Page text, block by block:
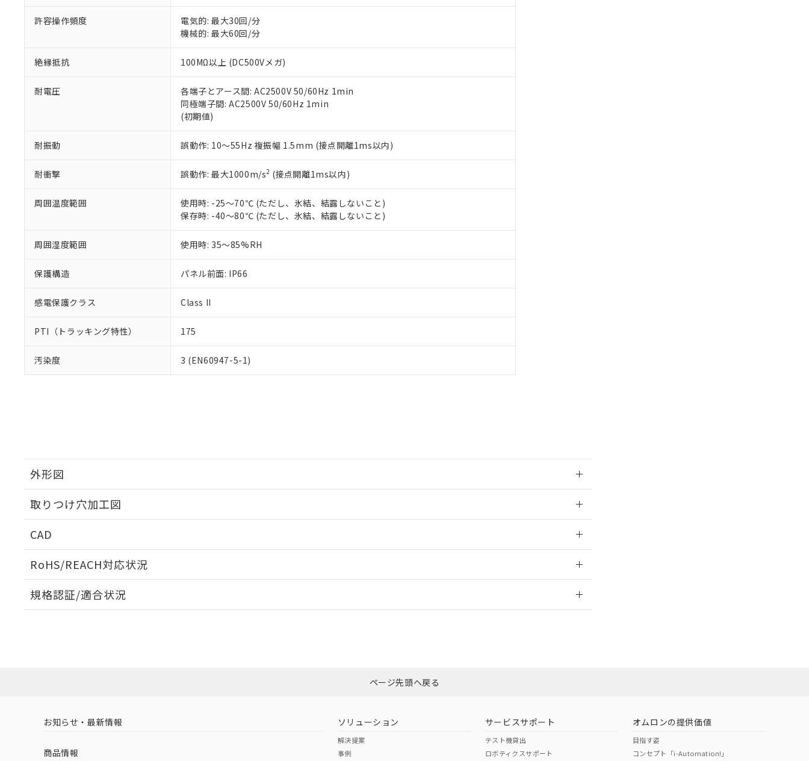
許容操作頻度
電気的: 最大30回/分
機械的: 最大60回/分
絶縁抵抗 100MΩ以上 (DC500Vメガ)
耐電圧
各端子とアース間: AC2500V 50/60Hz 1min
同極端子間: AC2500V 50/60Hz 1min
(初期値)
耐振動 誤動作: 10～55Hz 複振幅 1.5mm (接点開離1ms以内)
耐衝撃 誤動作: 最大1000m/s2 (接点開離1ms以内)
周囲温度範囲
使用時: -25～70℃ (ただし、氷結、結露しないこと)
保存時: -40～80℃ (ただし、氷結、結露しないこと)
周囲湿度範囲 使用時: 35～85%RH
保護構造 パネル前面: IP66
感電保護クラス Class II
PTI（トラッキング特性） 175
汚染度 3 (EN60947-5-1)
外形図
取りつけ穴加工図
CAD
RoHS/REACH対応状況
EU RoHS 注意事項・凡例
ダウンロードはこちら
中国 RoHS 注意事項・凡例
規格認証/適合状況
す。
マイパーツ機能（部品リスト作成サービス）をご利用いただくには、I-Webメンバーズにご登録され
ている必要があります。
が、当社の製品・サービスに関するお客様との取引・商談に必要な範囲で利用することをご了承くだ
さい。
※当社の共同利用者とは、"個人情報の共同利用に関して"
いる法人を指します。
部品在庫の切り替え状況などにより、予定月が前後することがあります。
※3 非含有証明書ダウンロード
下記の非含有証明書をダウンロードすることができます。
EU RoHS指令（10物質）の非含有証明書
51物質の非含有証明書（当社基準）
※本証明書は発行日時点で非含有を証明するもので、過去に遡って非含有を証明するものではありません。
また、RoHS指令のフタル酸エステル類４物質の対応では、対応完了までの期間は出荷製品に未対応品が
既に当社にて対応品への在庫切替を完了していることから、特段のことがない限り、2022年1月12日よ
り割愛しております。
「ｅ」：有害物質（10物質）のすべてが基準値以下であることを示します。
「10」：通常の使用状況下において有害物質が外部に漏えいし、環境に深刻な影響を及ぼさない年数を意
「－」：未確認です。当社販売部門へお問い合わせください。
たしません。
－
在庫なし(最新の在庫状況については、お客様のお取引先、またはお客様担当のオムロン制御
機器販売店・当社販売員にご確認ください)
空
白
受注生産機種、また在庫状況の情報を公開していない機種
ページ先頭へ戻る
お知らせ・最新情報
商品情報
ソリューション
解決提案
事例
サービスサポート
テスト機貸出
ロボティクスサポート
オムロンの提供価値
目指す姿
コンセプト「i-Automation!」